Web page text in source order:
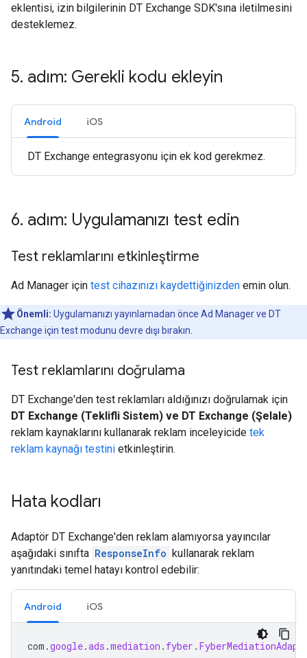
eklentisi, izin bilgilerinin DT Exchange SDK'sına iletilmesini
desteklemez.
5. adım: Gerekli kodu ekleyin
Android iOS
DT Exchange entegrasyonu için ek kod gerekmez.
6. adım: Uygulamanızı test edin
Test reklamlarını etkinleştirme
Ad Manager için test cihazınızı kaydettiğinizden emin olun.
Önemli: Uygulamanızı yayınlamadan önce Ad Manager ve DT
Exchange için test modunu devre dışı bırakın.
Test reklamlarını doğrulama
DT Exchange'den test reklamları aldığınızı doğrulamak için
DT Exchange (Teklifli Sistem) ve DT Exchange (Şelale)
reklam kaynaklarını kullanarak reklam inceleyicide tek
reklam kaynağı testini etkinleştirin.
Hata kodları
Adaptör DT Exchange'den reklam alamıyorsa yayıncılar
aşağıdaki sınıfta ResponseInfo kullanarak reklam
yanıtındaki temel hatayı kontrol edebilir:
Android iOS
com .google.ads .mediation . fyber .